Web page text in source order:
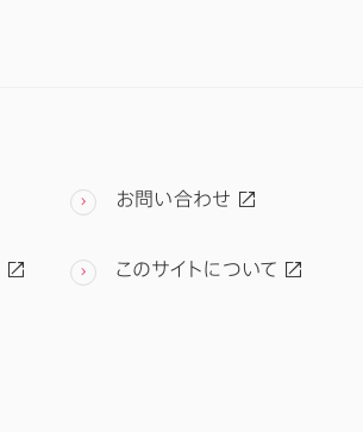
お問い合わせ
このサイトについて